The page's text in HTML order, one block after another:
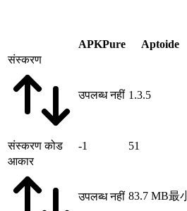
APKPure Aptoide
संस्करण
उपलब्ध नहीं 1.3.5
संस्करण कोड -1 51
आकार
उपलब्ध नहीं 83.7 MB最